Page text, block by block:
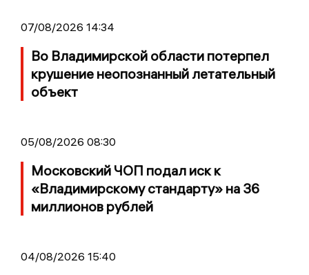
07/08/2026 14:34
Во Владимирской области потерпел
крушение неопознанный летательный
объект
05/08/2026 08:30
Московский ЧОП подал иск к
«Владимирскому стандарту» на 36
миллионов рублей
04/08/2026 15:40